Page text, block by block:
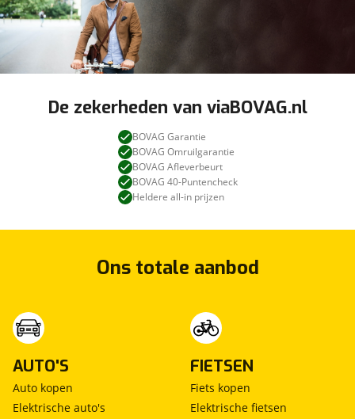
De zekerheden van viaBOVAG.nl
BOVAG Garantie
BOVAG Omruilgarantie
BOVAG Afleverbeurt
BOVAG 40-Puntencheck
Heldere all-in prijzen
Ons totale aanbod
AUTO'S
Auto kopen
Elektrische auto's
FIETSEN
Fiets kopen
Elektrische fietsen